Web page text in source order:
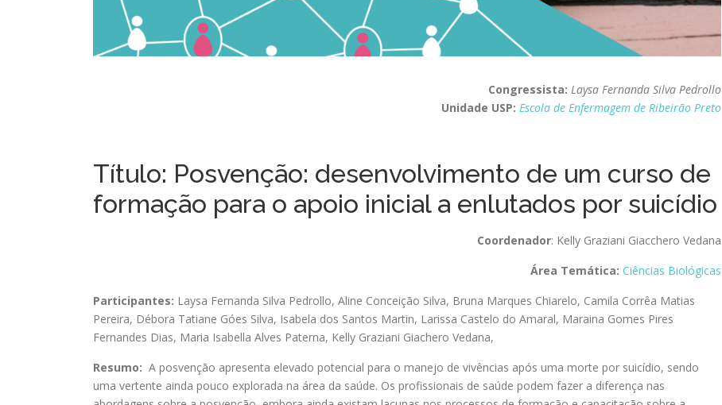
Congressista: Laysa Fernanda Silva Pedrollo
Unidade USP: Escola de Enfermagem de Ribeirão Preto
Título: Posvenção: desenvolvimento de um curso de
formação para o apoio inicial a enlutados por suicídio
Coordenador: Kelly Graziani Giacchero Vedana
Área Temática: Ciências Biológicas
Participantes: Laysa Fernanda Silva Pedrollo, Aline Conceição Silva, Bruna Marques Chiarelo, Camila Corrêa Matias
Pereira, Débora Tatiane Góes Silva, Isabela dos Santos Martin, Larissa Castelo do Amaral, Maraina Gomes Pires
Fernandes Dias, Maria Isabella Alves Paterna, Kelly Graziani Giachero Vedana,
Resumo: A posvenção apresenta elevado potencial para o manejo de vivências após uma morte por suicídio, sendo
uma vertente ainda pouco explorada na área da saúde. Os profissionais de saúde podem fazer a diferença nas